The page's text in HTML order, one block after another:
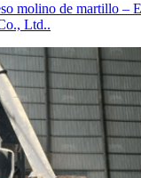
molino de martillo –
Ltd..